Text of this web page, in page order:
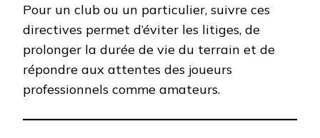
Pour un club ou un particulier, suivre ces
directives permet d’éviter les litiges, de
prolonger la durée de vie du terrain et de
répondre aux attentes des joueurs
professionnels comme amateurs.